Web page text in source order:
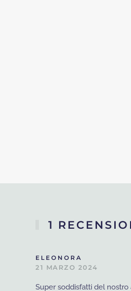
1
ELEONORA
21 MARZO 2024
Super soddisfatti del